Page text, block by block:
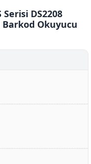
Serisi DS2208
Barkod Okuyucu